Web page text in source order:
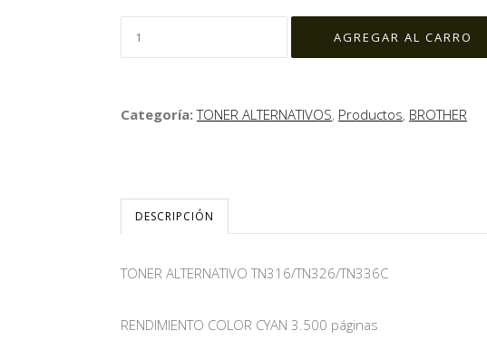
Categoría:TONER ALTERNATIVOS, Productos, BROTHER
DESCRIPCIÓN
TONER ALTERNATIVO TN316/TN326/TN336C
RENDIMIENTO COLOR CYAN 3.500 páginas